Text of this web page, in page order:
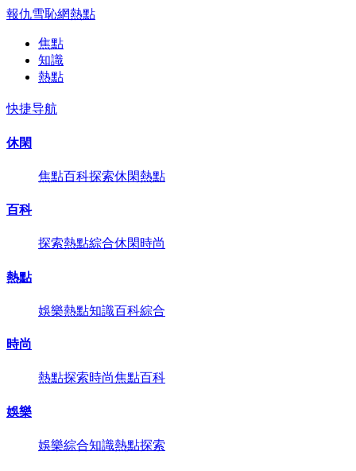
報仇雪恥網熱點
焦點
知識
熱點
快捷导航
休閑
焦點百科探索休閑熱點
百科
探索熱點綜合休閑時尚
熱點
娛樂熱點知識百科綜合
時尚
熱點探索時尚焦點百科
娛樂
娛樂綜合知識熱點探索